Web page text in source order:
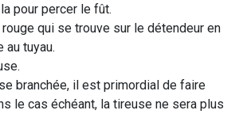
pour percer le fût.
rouge qui se trouve sur le détendeur en
au tuyau.
branchée, il est primordial de faire
le cas échéant, la tireuse ne sera plus